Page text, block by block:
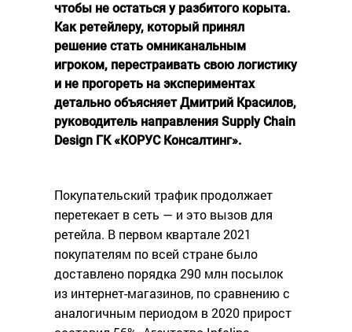
чтобы не остаться у разбитого корыта.
Как ретейлеру, который принял
решение стать омниканальным
игроком, перестраивать свою логистику
и не прогореть на экспериментах
детально объясняет Дмитрий Красилов,
руководитель направления Supply Chain
Design ГК «КОРУС Консалтинг».
Покупательский трафик продолжает
перетекает в сеть — и это вызов для
ретейла. В первом квартале 2021
покупателям по всей стране было
доставлено порядка 290 млн посылок
из интернет-магазинов, по сравнению с
аналогичным периодом в 2020 прирост